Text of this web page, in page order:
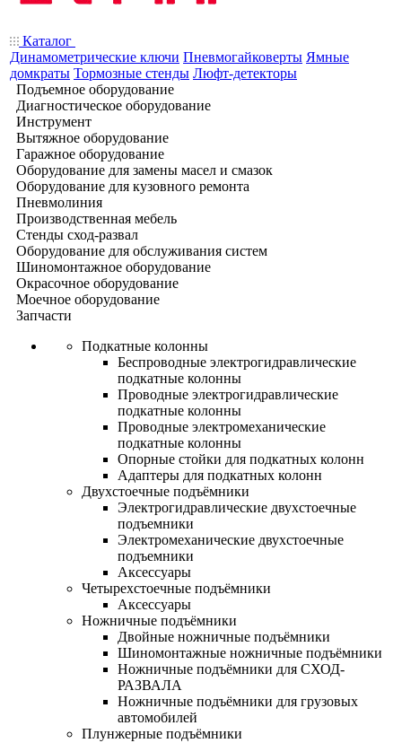
Каталог
Динамометрические ключи Пневмогайковерты Ямные
домкраты Тормозные стенды Люфт-детекторы
Подъемное оборудование
Диагностическое оборудование
Инструмент
Вытяжное оборудование
Гаражное оборудование
Оборудование для замены масел и смазок
Оборудование для кузовного ремонта
Пневмолиния
Производственная мебель
Стенды сход-развал
Оборудование для обслуживания систем
Шиномонтажное оборудование
Окрасочное оборудование
Моечное оборудование
Запчасти
Подкатные колонны
Беспроводные электрогидравлические
подкатные колонны
Проводные электрогидравлические
подкатные колонны
Проводные электромеханические
подкатные колонны
Опорные стойки для подкатных колонн
Адаптеры для подкатных колонн
Двухстоечные подъёмники
Электрогидравлические двухстоечные
подъемники
Электромеханические двухстоечные
подъемники
Аксессуары
Четырехстоечные подъёмники
Аксессуары
Ножничные подъёмники
Двойные ножничные подъёмники
Шиномонтажные ножничные подъёмники
Ножничные подъёмники для СХОД-
РАЗВАЛА
Ножничные подъёмники для грузовых
автомобилей
Плунжерные подъёмники